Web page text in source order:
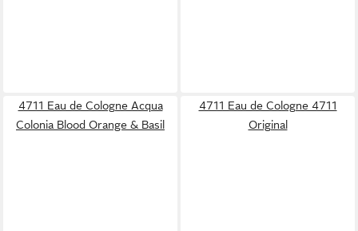
4711 Eau de Cologne Acqua
Colonia Blood Orange & Basil
4711 Eau de Cologne 4711
Original